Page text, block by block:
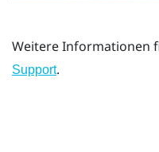
Weitere Informationen
Support.